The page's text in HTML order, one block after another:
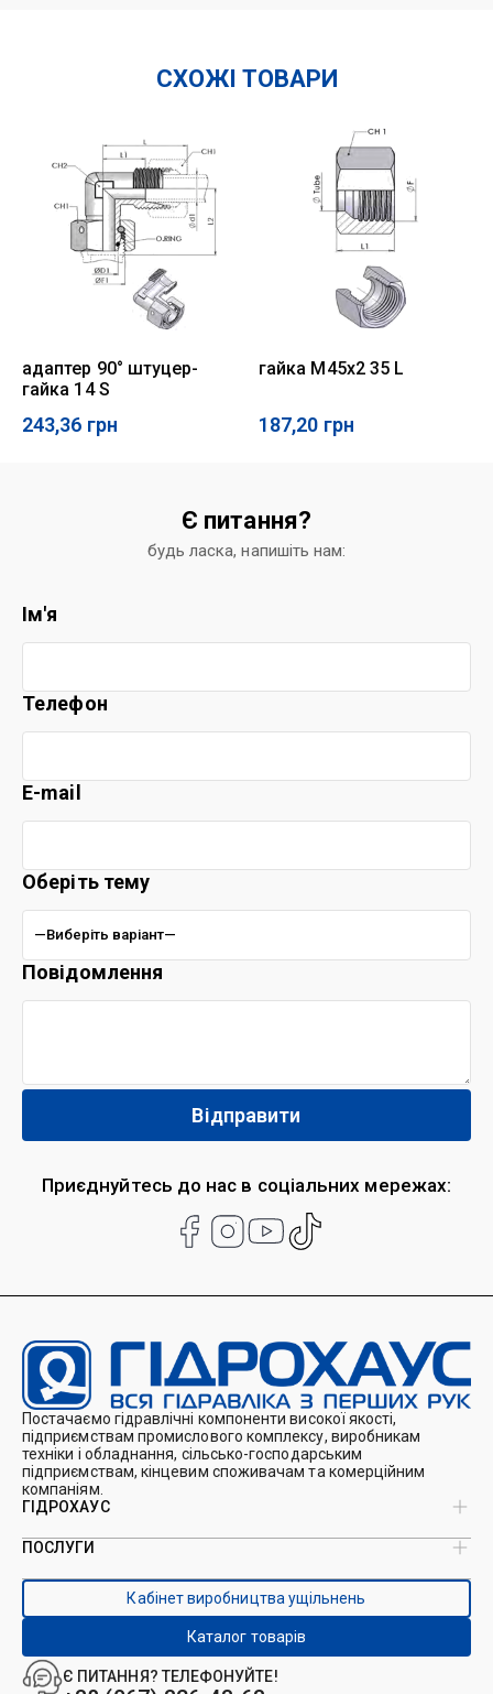
СХОЖІ ТОВАРИ
адаптер 90° штуцер-
гайка 14 S
243,36 грн
гайка M45x2 35 L
187,20 грн
Є питання?
будь ласка, напишіть нам:
Приєднуйтесь до нас в соціальних мережах:
Ім'я
Телефон
E-mail
Оберіть тему
Повідомлення
Постачаємо гідравлічні компоненти високої якості,
підприємствам промислового комплексу, виробникам
техніки і обладнання, сільсько-господарським
підприємствам, кінцевим споживачам та комерційним
компаніям.
Є ПИТАННЯ? ТЕЛЕФОНУЙТЕ!
ГІДРОХАУС
Про нас
Каталоги
Контакти
ПОСЛУГИ
Виробництво ущільнень
Виробництво гідроциліндрів
Ремонт гідроциліндрів
Ремонт і виготовлення РВТ
Ремонт техніки
Кабінет виробництва ущільнень
Каталог товарів